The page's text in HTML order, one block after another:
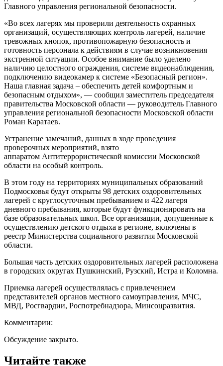
Главного управления региональной безопасности.
«Во всех лагерях мы проверили деятельность охранных
организаций, осуществляющих контроль лагерей, наличие
тревожных кнопок, противопожарную безопасность и
готовность персонала к действиям в случае возникновения
экстренной ситуации. Особое внимание было уделено
наличию целостного ограждения, системе видеонаблюдения,
подключению видеокамер к системе «Безопасный регион».
Наша главная задача – обеспечить детей комфортным и
безопасным отдыхом», — сообщил заместитель председателя
правительства Московской области — руководитель Главного
управления региональной безопасности Московской области
Роман Каратаев.
Устранение замечаний, данных в ходе проведения
проверочных мероприятий, взято
аппаратом Антитеррористической комиссии Московской
области на особый контроль.
В этом году на территориях муниципальных образований
Подмосковья будут открыты 98 детских оздоровительных
лагерей с круглосуточным пребыванием и 422 лагеря
дневного пребывания, которые будут функционировать на
базе образовательных школ. Все организации, допущенные к
осуществлению детского отдыха в регионе, включены в
реестр Министерства социального развития Московской
области.
Большая часть детских оздоровительных лагерей расположена
в городских округах Пушкинский, Рузский, Истра и Коломна.
Приемка лагерей осуществлялась с привлечением
представителей органов местного самоуправления, МЧС,
МВД, Росгвардии, Роспотребнадзора, Минсоцразвития.
Комментарии:
Обсуждение закрыто.
Читайте также